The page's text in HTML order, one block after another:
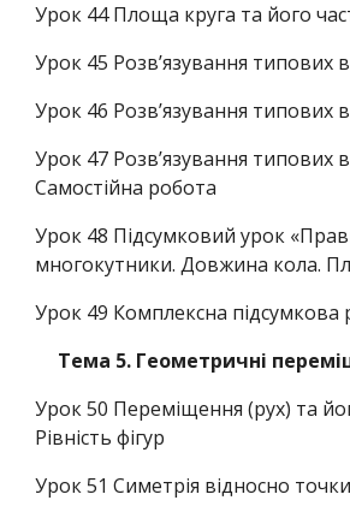
Урок 44Площа круга та його
Урок 45 Розв’язування типових
Урок 46 Розв’язування типових
Урок 47 Розв’язування типових
Самостійна робота
Урок 48 Підсумковий урок
многокутники. Довжина кола.
Урок 49 Комплексна
Тема 5. Геометричні
Урок 50 Переміщення (рух) та
Рівність фігур
Урок 51Симетрія відносно точки